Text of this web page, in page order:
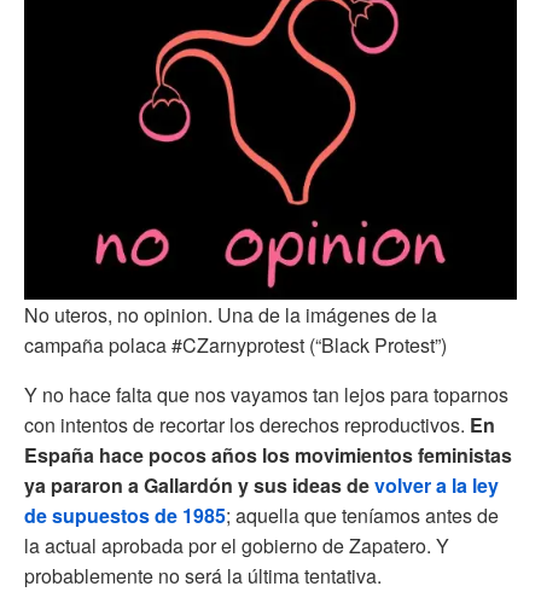
No uteros, no opinion. Una de la imágenes de la
campaña polaca #CZarnyprotest (“Black Protest”)
Y no hace falta que nos vayamos tan lejos para toparnos
con intentos de recortar los derechos reproductivos. En
España hace pocos años los movimientos feministas
ya pararon a Gallardón y sus ideas devolver a la ley
de supuestos de 1985; aquella que teníamos antes de
la actual aprobada por el gobierno de Zapatero. Y
probablemente no será la última tentativa.